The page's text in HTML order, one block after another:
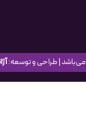
می‌باشد | طراحی و توسعه: